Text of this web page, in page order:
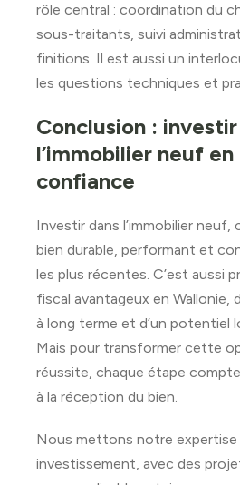
rôle central : coordination du
sous-traitants, suivi
finitions. Il est aussi un
les questions techniques et
Conclusion :
l’immobilier neuf
confiance
Investir dans l’immobilier neuf,
bien durable, performant et
les plus récentes. C’est aussi
fiscal avantageux en Wallonie,
à long terme et d’un potentiel
Mais pour transformer cette
réussite, chaque étape
à la réception du bien.
Nous mettons notre expertise
investissement, avec des